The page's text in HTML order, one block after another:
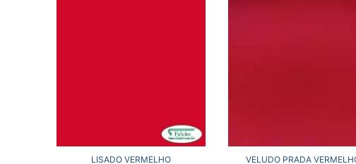
LISADO VERMELHO VELUDO PRADA